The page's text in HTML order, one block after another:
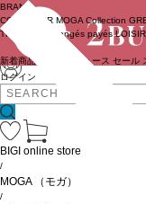
ログイン
BRAND
COUTURIER MOGA Collection
TRISTESSE
congés payés LOISIR
新着商品 ニュース セール
BIGI online store
/
MOGA （モガ）
/